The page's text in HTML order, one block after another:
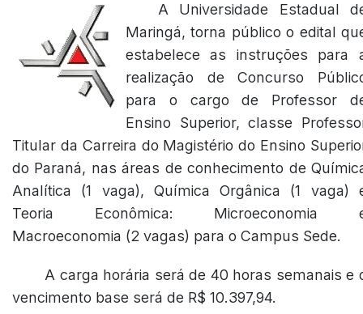
A Universidade Estadual
Maringá, torna público o edital
estabelece as instruções para
realização de Concurso
para o cargo de Professor
Ensino Superior, classe
Titular da Carreira do Magistério do Ensino
do Paraná, nas áreas de conhecimento de
Analítica (1 vaga), Química Orgânica (1 vaga)
Teoria Econômica: Microeconomia
Macroeconomia (2 vagas) para o Campus Sede.
A carga horária será de 40 horas semanais e
vencimento base será de R$ 10.397,94.